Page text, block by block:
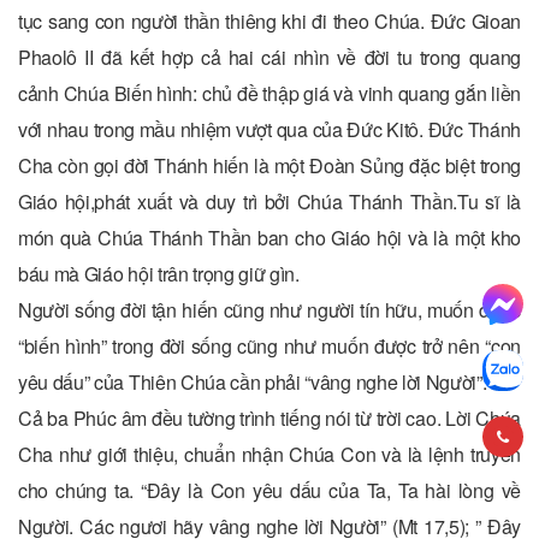
tục sang con người thần thiêng khi đi theo Chúa. Đức Gioan
Phaolô II đã kết hợp cả hai cái nhìn về đời tu trong quang
cảnh Chúa Biến hình: chủ đề thập giá và vinh quang gắn liền
với nhau trong mầu nhiệm vượt qua của Đức Kitô. Đức Thánh
Cha còn gọi đời Thánh hiến là một Đoàn Sủng đặc biệt trong
Giáo hội,phát xuất và duy trì bởi Chúa Thánh Thần.Tu sĩ là
món quà Chúa Thánh Thần ban cho Giáo hội và là một kho
báu mà Giáo hội trân trọng giữ gìn.
Người sống đời tận hiến cũng như người tín hữu, muốn được
“biến hình” trong đời sống cũng như muốn được trở nên “con
yêu dấu” của Thiên Chúa cần phải “vâng nghe lời Người”.
Cả ba Phúc âm đều tường trình tiếng nói từ trời cao. Lời Chúa
Cha như giới thiệu, chuẩn nhận Chúa Con và là lệnh truyền
cho chúng ta. “Đây là Con yêu dấu của Ta, Ta hài lòng về
Người. Các ngươi hãy vâng nghe lời Người” (Mt 17,5); ” Đây